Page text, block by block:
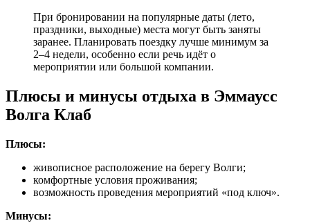
При бронировании на популярные даты (лето,
праздники, выходные) места могут быть заняты
заранее. Планировать поездку лучше минимум за
2–4 недели, особенно если речь идёт о
мероприятии или большой компании.
Плюсы и минусы отдыха в Эммаусс
Волга Клаб
Плюсы:
живописное расположение на берегу Волги;
комфортные условия проживания;
возможность проведения мероприятий «под ключ».
Минусы: